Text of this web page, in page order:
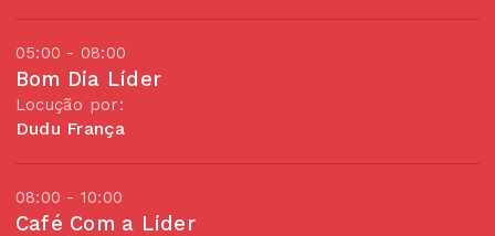
05:00 - 08:00
Bom Dia Líder
Locução por:
Dudu França
08:00 - 10:00
Café Com a Líder